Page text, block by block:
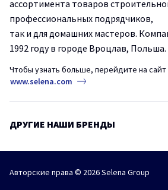
Аэрозольные краски и грунтовки
Продукты для древесины
Защитные и чистящие средства
Сопутствующие товары
Защититесь от плесени и грибка на срок
Пено-клеи – основа безопасности в
ассортимента товаров
профессиональных подрядчиков,
так и для домашних мастеров.
1992 году в городе Вроцлав, Польша.
Чтобы узнать больше, перейдите на сайт
www.selena.com
ДРУГИЕ НАШИ БРЕНДЫ
Авторские права © 2026 Selena Group